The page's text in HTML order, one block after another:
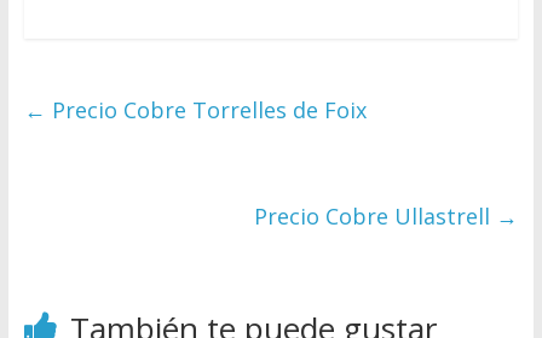
← Precio Cobre Torrelles de Foix
Precio Cobre Ullastrell →
También te puede gustar